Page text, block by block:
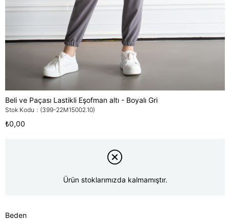
Beli ve Paçası Lastikli Eşofman altı - Boyalı Gri
Stok Kodu (399-22M15002.10)
₺0,00
Ürün stoklarımızda kalmamıştır.
Beden